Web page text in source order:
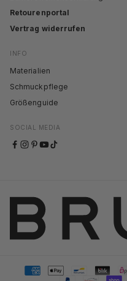
SOCIAL MEDIA
Retourenportal
Vertrag widerrufen
INFO
Materialien
Schmuckpflege
Größenguide